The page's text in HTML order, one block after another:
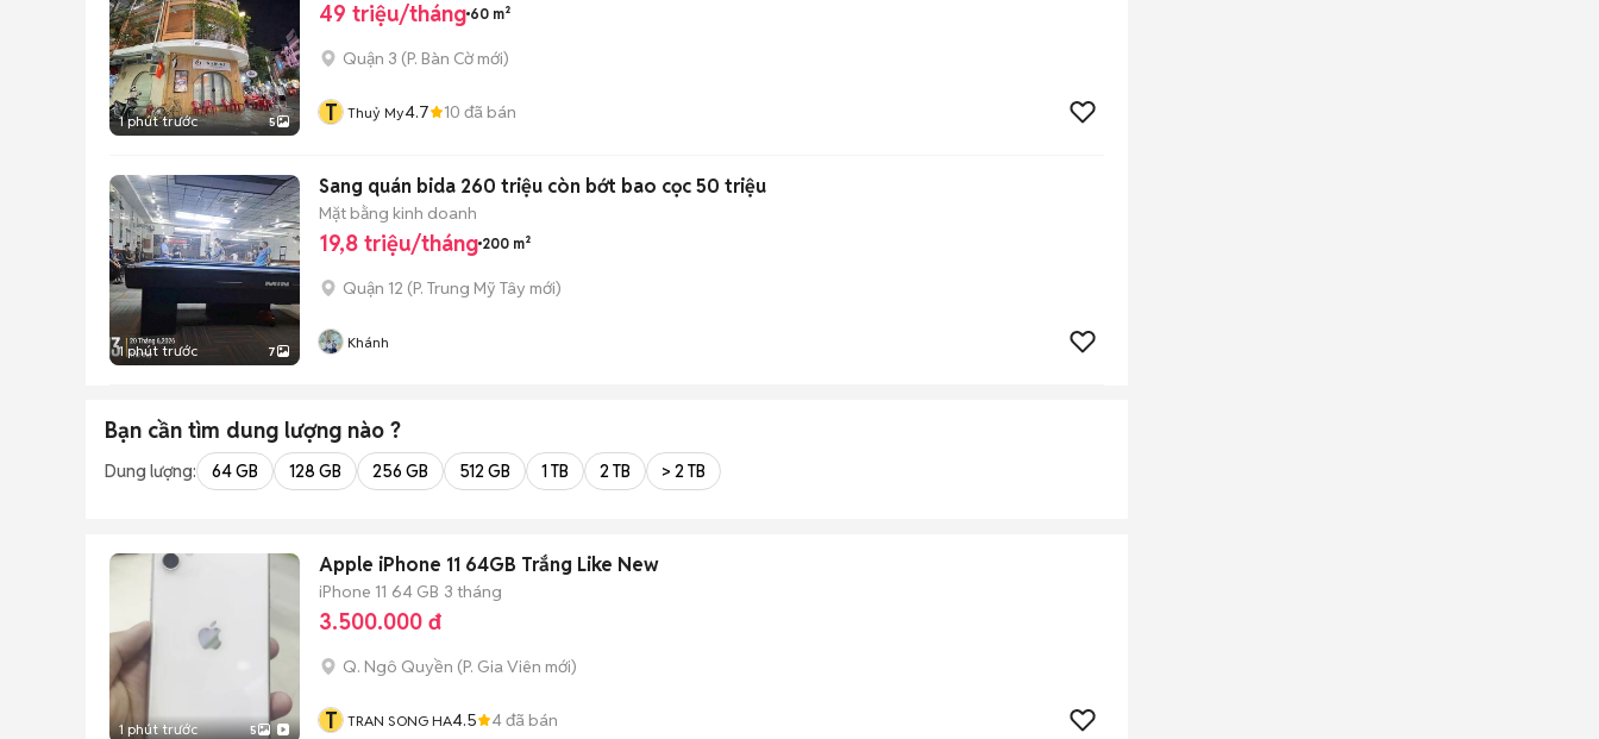
1 phút trước 5
49 triệu/tháng 60 m²
Quận 3 (P. Bàn Cờmới)
T Thuỷ My4.7 10 đã bán
1 phút trước 7
Sang quán bida 260 triệu còn bớt bao cọc 50 triệu
Mặt bằng kinh doanh
19,8 triệu/tháng 200 m²
Quận 12 (P. Trung Mỹ Tây mới)
Khánh
Bạn cần tìm dung lượng nào ?
Dung lượng: 64 GB 128 GB 256 GB 512 GB 1 TB 2 TB > 2 TB
1 phút trước 5
Apple iPhone 11 64GB Trắng Like New
iPhone 11 64 GB 3 tháng
3.500.000 đ
Q. Ngô Quyền (P. Gia Viên mới)
T TRAN SONG HA4.5 4đã bán